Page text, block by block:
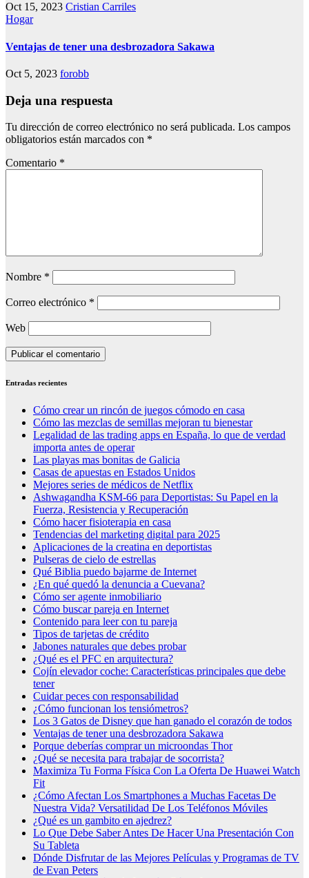
Oct 15, 2023 Cristian Carriles
Hogar
Ventajas de tener una desbrozadora Sakawa
Oct 5, 2023 forobb
Deja una respuesta
Tu dirección de correo electrónico no será publicada. Los campos
obligatorios están marcados con *
Comentario *
Nombre *
Correo electrónico *
Web
Entradas recientes
Cómo crear un rincón de juegos cómodo en casa
Cómo las mezclas de semillas mejoran tu bienestar
Legalidad de las trading apps en España, lo que de verdad
importa antes de operar
Las playas mas bonitas de Galicia
Casas de apuestas en Estados Unidos
Mejores series de médicos de Netflix
Ashwagandha KSM-66 para Deportistas: Su Papel en la
Fuerza, Resistencia y Recuperación
Cómo hacer fisioterapia en casa
Tendencias del marketing digital para 2025
Aplicaciones de la creatina en deportistas
Pulseras de cielo de estrellas
Qué Biblia puedo bajarme de Internet
¿En qué quedó la denuncia a Cuevana?
Cómo ser agente inmobiliario
Cómo buscar pareja en Internet
Contenido para leer con tu pareja
Tipos de tarjetas de crédito
Jabones naturales que debes probar
¿Qué es el PFC en arquitectura?
Cojín elevador coche: Características principales que debe
tener
Cuidar peces con responsabilidad
¿Cómo funcionan los tensiómetros?
Los 3 Gatos de Disney que han ganado el corazón de todos
Ventajas de tener una desbrozadora Sakawa
Porque deberías comprar un microondas Thor
¿Qué se necesita para trabajar de socorrista?
Maximiza Tu Forma Física Con La Oferta De Huawei Watch
Fit
¿Cómo Afectan Los Smartphones a Muchas Facetas De
Nuestra Vida? Versatilidad De Los Teléfonos Móviles
¿Qué es un gambito en ajedrez?
Lo Que Debe Saber Antes De Hacer Una Presentación Con
Su Tableta
Dónde Disfrutar de las Mejores Películas y Programas de TV
de Evan Peters